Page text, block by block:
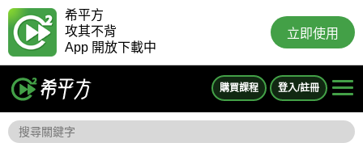
希平方
攻其不背
App 開放下載中
立即使用
購買課程 登入/註冊